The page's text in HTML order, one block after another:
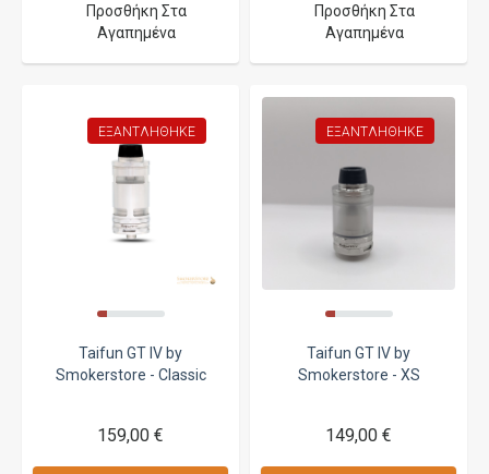
Προσθήκη Στα
Αγαπημένα
Προσθήκη Στα
Αγαπημένα
ΕΞΑΝΤΛΉΘΗΚΕ
Taifun GT IV by
Smokerstore - Classic
159,00 €
ΕΞΑΝΤΛΉΘΗΚΕ
Taifun GT IV by
Smokerstore - XS
149,00 €